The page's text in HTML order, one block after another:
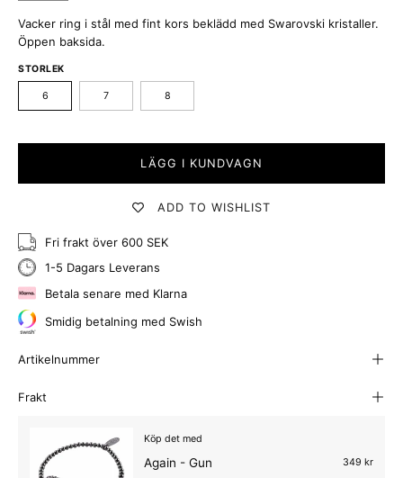
Vacker ring i stål med fint kors beklädd med Swarovski kristaller.
Öppen baksida.
STORLEK
6 7 8
LÄGG I KUNDVAGN
ADD TO WISHLIST
Fri frakt över 600 SEK
1-5 Dagars Leverans
Betala senare med Klarna
Smidig betalning med Swish
Artikelnummer
Frakt
Köp det med
Again - Gun 349 kr